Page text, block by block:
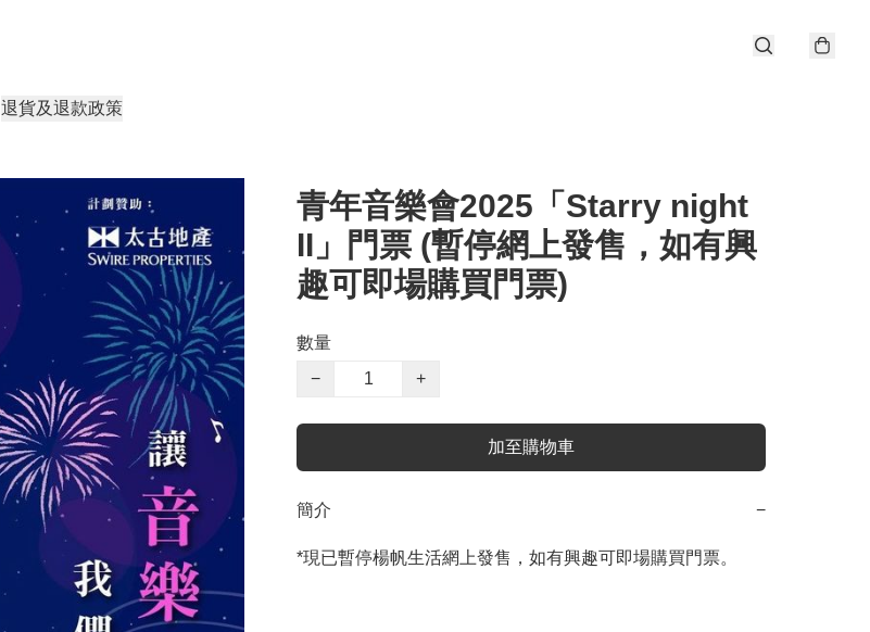
退貨及退款政策
青年音樂會2025「Starry night
II」門票 (暫停網上發售，如有興
趣可即場購買門票)
數量
−
+
加至購物車
簡介 −
*現已暫停楊帆生活網上發售，如有興趣可即場購買門票。